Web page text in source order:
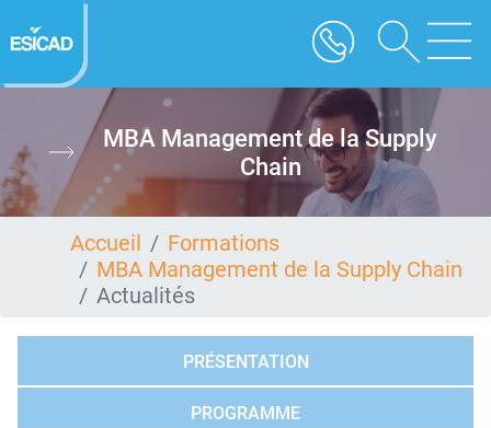
au
contenu
MBA Management de la Supply
Chain
Accueil
Formations
MBA Management de la Supply Chain
Actualités
PRÉSENTATION
PROGRAMME